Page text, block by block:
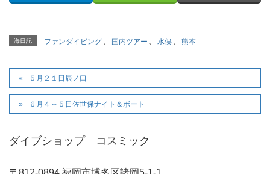
海日記 ファンダイビング 国内ツアー 水俣 熊本
５月２１日辰ノ口
６月４～５日佐世保ナイト＆ボート
ダイブショップ コスミック